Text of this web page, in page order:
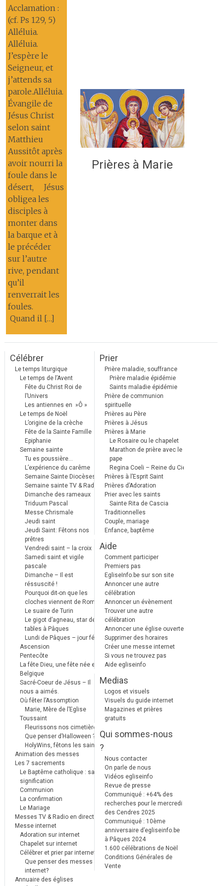
Acclamation :
(cf. Ps 129, 5)
Alléluia.
Alléluia.
J’espère le
Seigneur, et
j’attends sa
parole.Alléluia.
Évangile de
Jésus Christ
selon saint
Matthieu
Aussitôt après
avoir nourri la
foule dans le
désert, Jésus
obligea les
disciples à
monter dans
la barque et à
le précéder
sur l’autre
rive, pendant
qu’il
renverrait les
foules.
Quand il […]
Prières à Marie
Célébrer
Le temps liturgique
Le temps de l’Avent
Fête du Christ Roi de
l’Univers
Les antiennes en »Ô »
Le temps de Noël
L’origine de la crèche
Fête de la Sainte Famille
Epiphanie
Semaine sainte
Tu es poussière…
L’expérience du carême
Semaine Sainte Diocèses
Semaine sainte TV & Radio
Dimanche des rameaux
Triduum Pascal
Messe Chrismale
Jeudi saint
Jeudi Saint: Fêtons nos
prêtres
Vendredi saint – la croix
Samedi saint et vigile
pascale
Dimanche – Il est
réssuscité !
Pourquoi dit-on que les
cloches viennent de Rome ?
Le suaire de Turin
Le gigot d’agneau, star des
tables à Pâques
Lundi de Pâques – jour férié
Ascension
Pentecôte
La fête Dieu, une fête née en
Belgique
Sacré-Coeur de Jésus – Il
nous a aimés.
Où fêter l’Assomption
Marie, Mère de l’Eglise
Toussaint
Fleurissons nos cimetières
Que penser d’Halloween ?
HolyWins, fêtons les saints !
Animation des messes
Les 7 sacrements
Le Baptême catholique : sa
signification
Communion
La confirmation
Le Mariage
Messes TV & Radio en direct
Messe internet
Adoration sur internet
Chapelet sur internet
Célébrer et prier par internet
Que penser des messes
internet?
Annuaire des églises
Prier
Prière maladie, souffrance
Prière maladie épidémie
Saints maladie épidémie
Prière de communion
spirituelle
Prières au Père
Prières à Jésus
Prières à Marie
Le Rosaire ou le chapelet
Marathon de prière avec le
pape
Regina Coeli – Reine du Ciel
Prières à l’Esprit Saint
Prières d’Adoration
Prier avec les saints
Sainte Rita de Cascia
Traditionnelles
Couple, mariage
Enfance, baptême
Aide
Comment participer
Premiers pas
EgliseInfo.be sur son site
Annoncer une autre
célébration
Annoncer un évènement
Trouver une autre
célébration
Annoncer une église ouverte
Supprimer des horaires
Créer une messe internet
Si vous ne trouvez pas
Aide egliseinfo
Medias
Logos et visuels
Visuels du guide internet
Magazines et prières
gratuits
Qui sommes-nous
?
Nous contacter
On parle de nous
Vidéos egliseinfo
Revue de presse
Communiqué : +64% des
recherches pour le mercredi
des Cendres 2025
Communiqué : 10ème
anniversaire d’egliseinfo.be
à Pâques 2024
1.600 célébrations de Noël
Conditions Générales de
Vente